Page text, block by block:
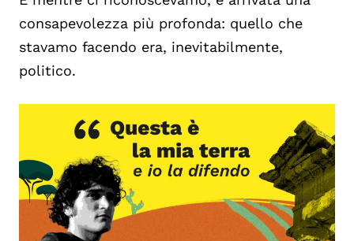
consapevolezza più profonda: quello che
stavamo facendo era, inevitabilmente,
politico.